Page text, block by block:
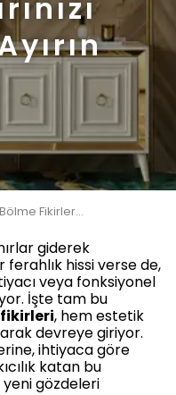
Sürgülü Oda Bölme Fikirleri: Mekanlarınızı Akıllıca Ayırın
giderek
ferahlık hissi verse de,
veya fonksiyonel
İşte tam bu
, hem estetik
devreye giriyor.
ihtiyaca göre
katan bu
gözdeleri